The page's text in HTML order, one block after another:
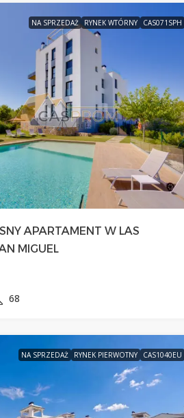
NA SPRZEDAŻ RYNEK WTÓRNY CAS071SPH
APARTAMENT W LAS
MIGUEL
68
NA SPRZEDAŻ RYNEK PIERWOTNY CAS1040EU